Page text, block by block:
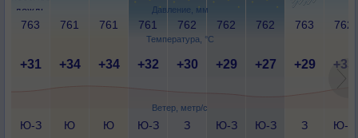
Давление, мм
Температура, °C
Ветер, метр/с
763 761 761 761 762 762 762 763 762
+31 +34 +34 +32 +30 +29 +27 +29 +33
Ю-З
Ю
Ю
Ю-З
З
Ю-З
Ю-З
З
Ю-З